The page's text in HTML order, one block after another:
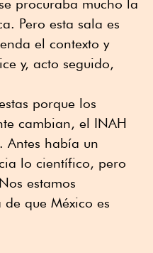
procuraba mucho la
Pero esta sala es
el contexto y
y, acto seguido,
porque los
cambian, el INAH
Antes había un
lo científico, pero
estamos
que México es